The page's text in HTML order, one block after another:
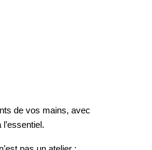
de vos mains, avec